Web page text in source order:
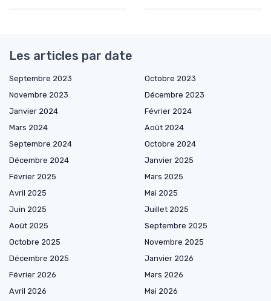
Les articles par date
Septembre 2023
Octobre 2023
Novembre 2023
Décembre 2023
Janvier 2024
Février 2024
Mars 2024
Août 2024
Septembre 2024
Octobre 2024
Décembre 2024
Janvier 2025
Février 2025
Mars 2025
Avril 2025
Mai 2025
Juin 2025
Juillet 2025
Août 2025
Septembre 2025
Octobre 2025
Novembre 2025
Décembre 2025
Janvier 2026
Février 2026
Mars 2026
Avril 2026
Mai 2026